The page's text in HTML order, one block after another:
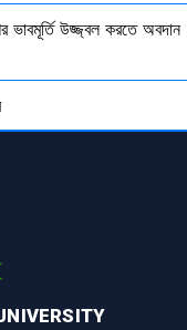
ভাবমূর্তি উজ্জ্বল করতে অবদান